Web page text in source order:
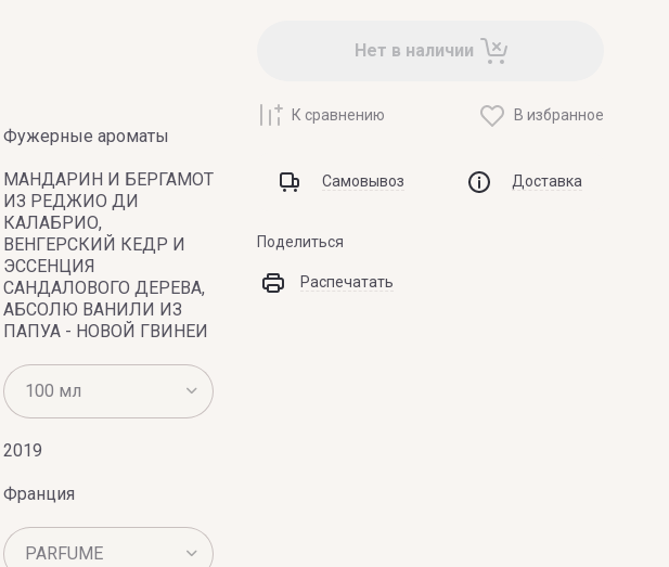
Фужерные ароматы
МАНДАРИН И БЕРГАМОТ
ИЗ РЕДЖИО ДИ
КАЛАБРИО,
ВЕНГЕРСКИЙ КЕДР И
ЭССЕНЦИЯ
САНДАЛОВОГО ДЕРЕВА,
АБСОЛЮ ВАНИЛИ ИЗ
ПАПУА - НОВОЙ ГВИНЕИ
2019
Франция
Нет в наличии
К сравнению В избранное
Самовывоз Доставка
Поделиться
Распечатать